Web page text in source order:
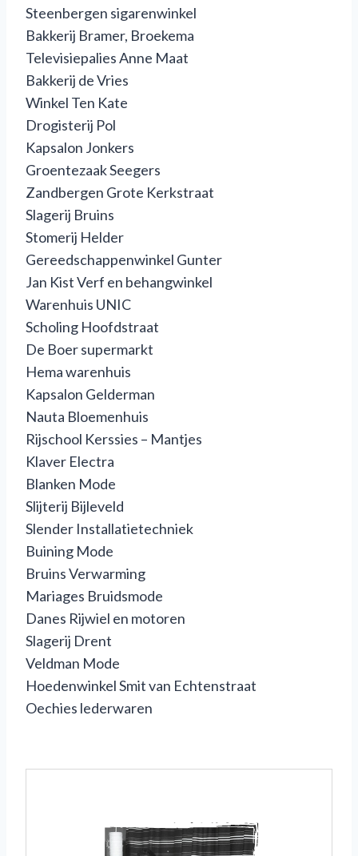
Steenbergen sigarenwinkel
Bakkerij Bramer, Broekema
Televisiepalies Anne Maat
Bakkerij de Vries
Winkel Ten Kate
Drogisterij Pol
Kapsalon Jonkers
Groentezaak Seegers
Zandbergen Grote Kerkstraat
Slagerij Bruins
Stomerij Helder
Gereedschappenwinkel Gunter
Jan Kist Verf en behangwinkel
Warenhuis UNIC
Scholing Hoofdstraat
De Boer supermarkt
Hema warenhuis
Kapsalon Gelderman
Nauta Bloemenhuis
Rijschool Kerssies – Mantjes
Klaver Electra
Blanken Mode
Slijterij Bijleveld
Slender Installatietechniek
Buining Mode
Bruins Verwarming
Mariages Bruidsmode
Danes Rijwiel en motoren
Slagerij Drent
Veldman Mode
Hoedenwinkel Smit van Echtenstraat
Oechies lederwaren